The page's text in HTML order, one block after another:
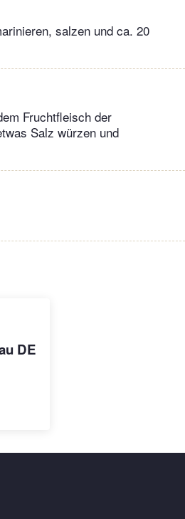
salzen und ca. 20
Fruchtfleisch der
Salz würzen und
DE